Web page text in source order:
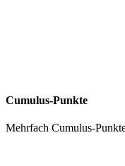
Cumulus-Punkte
Mehrfach Cumulus-